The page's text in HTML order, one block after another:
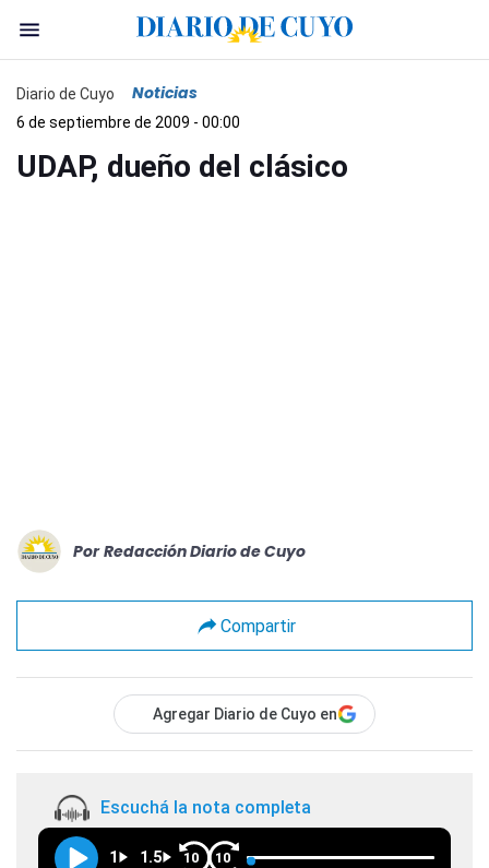
Diario de Cuyo Noticias
6 de septiembre de 2009 - 00:00
UDAP, dueño del clásico
Por Redacción Diario de Cuyo
Compartir
Agregar Diario de Cuyo en
Escuchá la nota completa
1 1.5 10 10